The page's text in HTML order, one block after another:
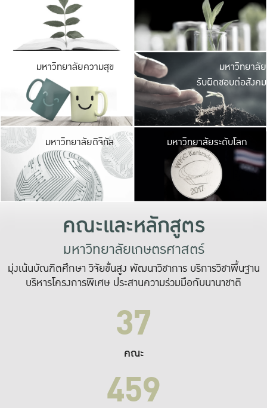
มีพื้นที่เขียวสดใส
เป็นป่าในเมือง เกษต
มหาวิทยาลัยความสุข มหาวิ
ค
เปิดประ
และพบเรื่องราวใ
มหาวิทยาลัย
รับผิดชอบต่อสังคม
มหาวิทยาลัยดิจิทัล มหาวิ
เปลี่ยนแปลง แล
เพื่อทำง
ระบบสารสนเทศ
มหาวิทยาลัยระดับโลก
คณะและหลักสูตร
มหาวิทยาลัยเกษตรศาสตร์
มุ่งเน้นบัณฑิตศึกษา วิจัยขั้นสูง พัฒนาวิชาการ บริการวิชาพื้นฐาน
บริหารโครงการพิเศษ ประสานความร่วมมือกับนานาชาติ
37
คณะ
459